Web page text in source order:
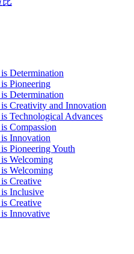
Determination
Pioneering
Determination
Creativity and Innovation
Technological Advances
Compassion
Innovation
Pioneering Youth
Welcoming
Welcoming
Creative
Inclusive
Creative
Innovative